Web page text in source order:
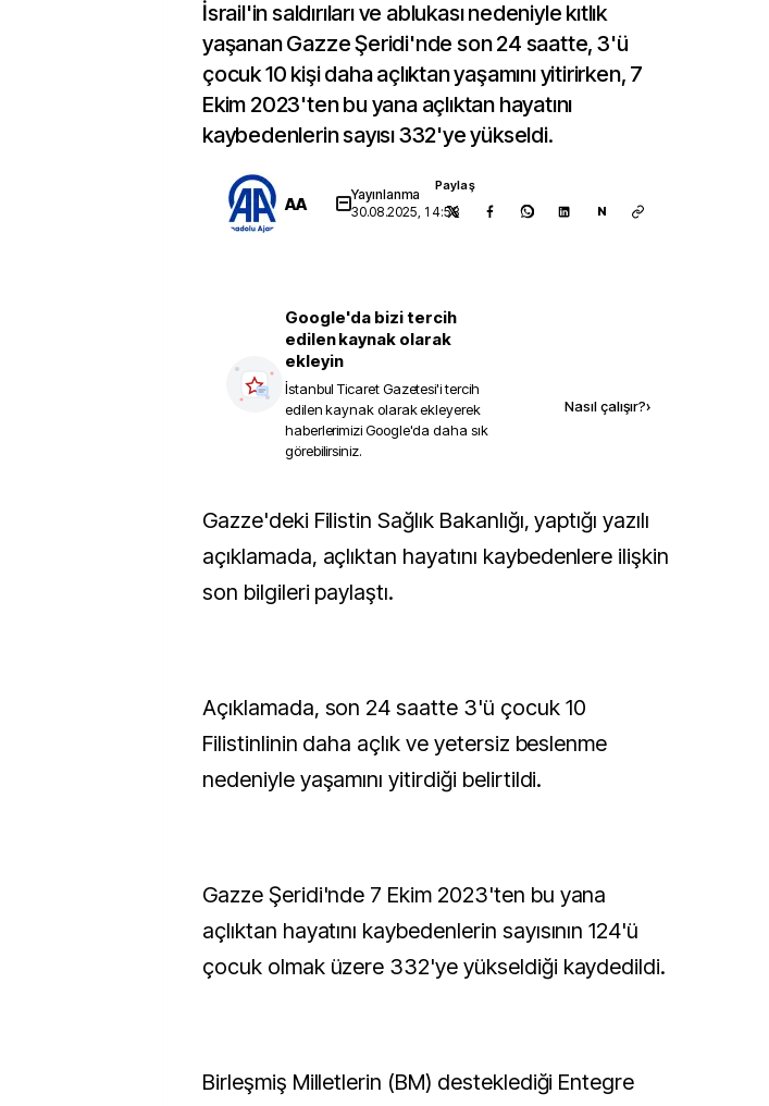
İsrail'in saldırıları ve ablukası nedeniyle kıtlık
yaşanan Gazze Şeridi'nde son 24 saatte, 3'ü
çocuk 10 kişi daha açlıktan yaşamını yitirirken, 7
Ekim 2023'ten bu yana açlıktan hayatını
kaybedenlerin sayısı 332'ye yükseldi.
AA
Yayınlanma
30.08.2025, 14:58
Paylaş
N
Google'da bizi tercih
edilen kaynak olarak
ekleyin
İstanbul Ticaret Gazetesi'i tercih
edilen kaynak olarak ekleyerek
haberlerimizi Google'da daha sık
görebilirsiniz.
Nasıl çalışır?›
Gazze'deki Filistin Sağlık Bakanlığı, yaptığı yazılı
açıklamada, açlıktan hayatını kaybedenlere ilişkin
son bilgileri paylaştı.
Açıklamada, son 24 saatte 3'ü çocuk 10
Filistinlinin daha açlık ve yetersiz beslenme
nedeniyle yaşamını yitirdiği belirtildi.
Gazze Şeridi'nde 7 Ekim 2023'ten bu yana
açlıktan hayatını kaybedenlerin sayısının 124'ü
çocuk olmak üzere 332'ye yükseldiği kaydedildi.
Birleşmiş Milletlerin (BM) desteklediği Entegre